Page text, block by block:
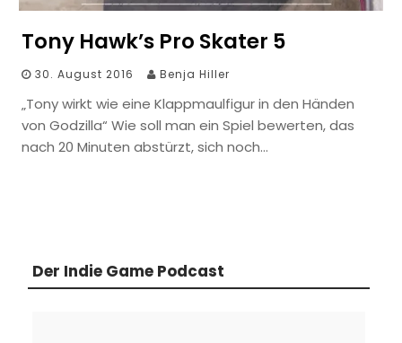
Tony Hawk’s Pro Skater 5
30. August 2016 Benja Hiller
„Tony wirkt wie eine Klappmaulfigur in den Händen
von Godzilla“ Wie soll man ein Spiel bewerten, das
nach 20 Minuten abstürzt, sich noch…
Der Indie Game Podcast